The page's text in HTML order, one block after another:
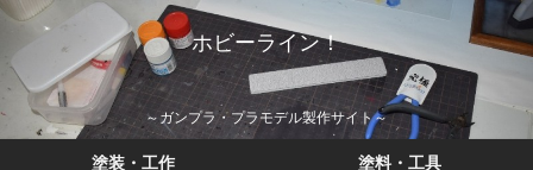
ホビーライン！
～ガンプラ・プラモデル製作サイト～
塗装・工作 塗料・工具